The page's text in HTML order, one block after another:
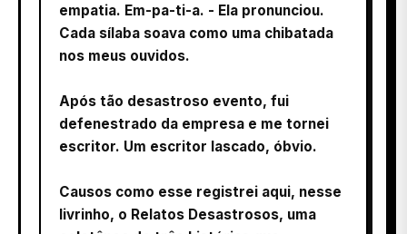
empatia. Em-pa-ti-a. - Ela pronunciou.
Cada sílaba soava como uma chibatada
nos meus ouvidos.
Após tão desastroso evento, fui
defenestrado da empresa e me tornei
escritor. Um escritor lascado, óbvio.
Causos como esse registrei aqui, nesse
livrinho, o Relatos Desastrosos, uma